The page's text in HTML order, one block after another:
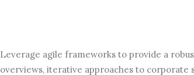
Leverage agile frameworks to provide a
overviews, iterative approaches to